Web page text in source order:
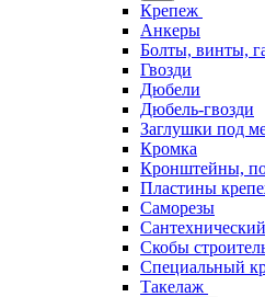
Крепеж
Анкеры
Болты, винты,
Гвозди
Дюбели
Дюбель-гвозди
Заглушки под
Кромка
Кронштейны,
Пластины
Саморезы
Скобы
Специальный
Такелаж